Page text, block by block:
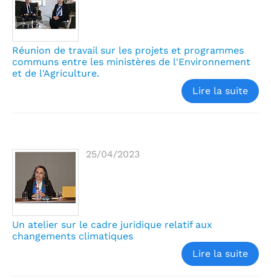
Réunion de travail sur les projets et programmes
communs entre les ministères de l'Environnement
et de l'Agriculture.
Lire la suite
25/04/2023
Un atelier sur le cadre juridique relatif aux
changements climatiques
Lire la suite